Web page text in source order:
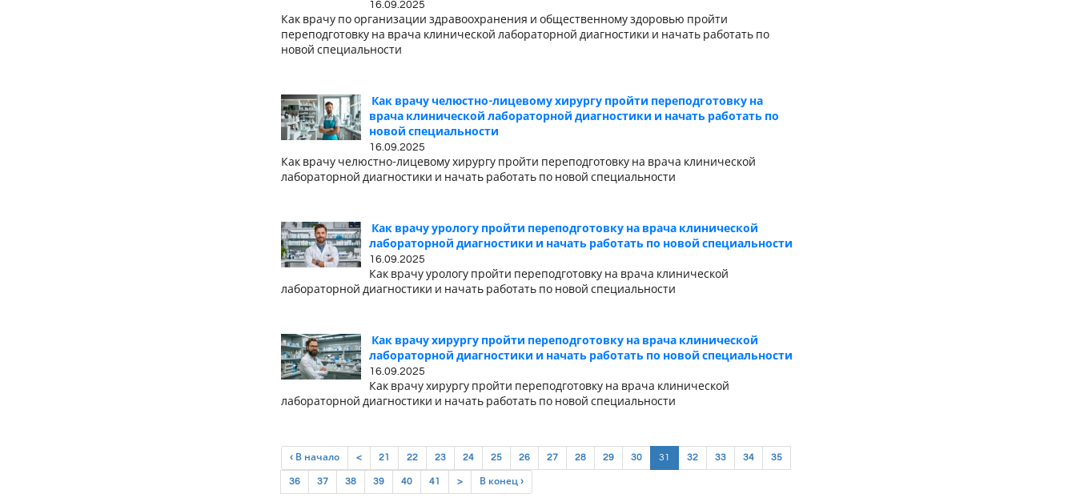
16.09.2025
Как врачу по организации здравоохранения и общественному здоровью пройти
переподготовку на врача клинической лабораторной диагностики и начать работать по
новой специальности
Как врачу челюстно-лицевому хирургу пройти переподготовку на
врача клинической лабораторной диагностики и начать работать по
новой специальности
16.09.2025
Как врачу челюстно-лицевому хирургу пройти переподготовку на врача клинической
лабораторной диагностики и начать работать по новой специальности
Как врачу урологу пройти переподготовку на врача клинической
лабораторной диагностики и начать работать по новой специальности
16.09.2025
Как врачу урологу пройти переподготовку на врача клинической
лабораторной диагностики и начать работать по новой специальности
Как врачу хирургу пройти переподготовку на врача клинической
лабораторной диагностики и начать работать по новой специальности
16.09.2025
Как врачу хирургу пройти переподготовку на врача клинической
лабораторной диагностики и начать работать по новой специальности
‹ В начало < 21 22 23 24 25 26 27 28 29 30 31 (current)
32 33 34 35
36 37 38 39 40 41 > В конец ›